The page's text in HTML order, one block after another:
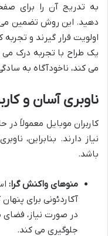
به تدریج آن را برای
دهید. این روش تضمین می
اولویت قرار گیرند و
یک طراح با تجربه درک می
می کند، ناخودآگاه به
ناوبری آسان و
کاربران موبایل معمولاً
نیاز دارند. بنابراین،
باشد.
منوهای واکنش گرا:
آکاردئونی برای
در صورت نیاز،
جلوگیری می کند.